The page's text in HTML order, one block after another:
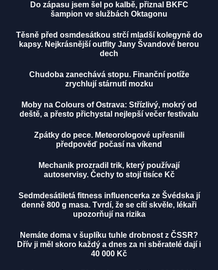
Do zápasu jsem šel po kalbě, přiznal BKFC
šampion ve službách Oktagonu
Těsně před osmdesátkou strčí mladší kolegyně do
kapsy. Nejkrásnější outfity Jany Švandové berou
dech
Chudoba zanechává stopu. Finanční potíže
zrychlují stárnutí mozku
Moby na Colours of Ostrava: Střízlivý, mokrý od
deště, a přesto přichystal nejlepší večer festivalu
Zpátky do pece. Meteorologové upřesnili
předpověď počasí na víkend
Mechanik prozradil trik, který používají
autoservisy. Čechy to stojí tisíce Kč
Sedmdesátiletá fitness influencerka ze Švédska jí
denně 800 g masa. Tvrdí, že se cítí skvěle, lékaři
upozorňují na rizika
Nemáte doma v šuplíku tuhle drobnost z ČSSR?
Dřív ji měl skoro každý a dnes za ni sběratelé dají i
40 000 Kč